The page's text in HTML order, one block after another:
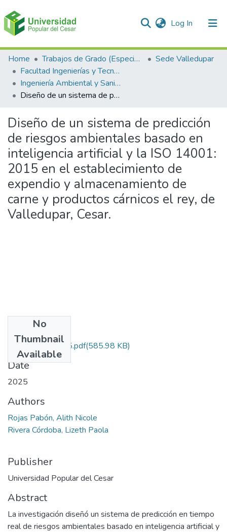
Log In (current)
Communities & Collections
All of DSpace
Statistics
Home Trabajos de Grado (Especializaciones y Pregrados)
Sede Valledupar
Facultad Ingenierías y Tecnologías
Ingeniería Ambiental y Sanitaria.
Diseño de un sistema de predicción de riesgos ambientales basado en inteligencia artificial y la ISO 14001: 2015 en el establecimiento de expendio y almacenamiento de carne y productos cárnicos el rey, de Valledupar, Cesar.
Diseño de un sistema de predicción
de riesgos ambientales basado en
inteligencia artificial y la ISO 14001:
2015 en el establecimiento de
expendio y almacenamiento de
carne y productos cárnicos el rey, de
Valledupar, Cesar.
No
Thumbnail
Available
RojasPabon.2025.pdf(585.98 KB)
Date
2025
Authors
Rojas Pabón, Alith Nicole
Rivera Córdoba, Lizeth Paola
Publisher
Universidad Popular del Cesar
Abstract
La investigación diseñó un sistema de predicción en tiempo
real de riesgos ambientales basado en inteligencia artificial y